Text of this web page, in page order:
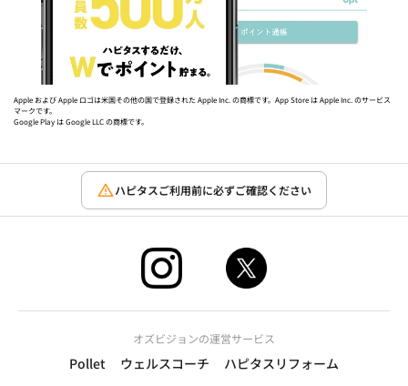
Apple および Apple ロゴは米国その他の国で登録された Apple Inc. の商標です。App Store は Apple Inc. のサービス
マークです。
Google Play は Google LLC の商標です。
ハピタスご利用前に必ずご確認ください
オズビジョンの運営サービス
Pollet ウェルスコーチ ハピタスリフォーム